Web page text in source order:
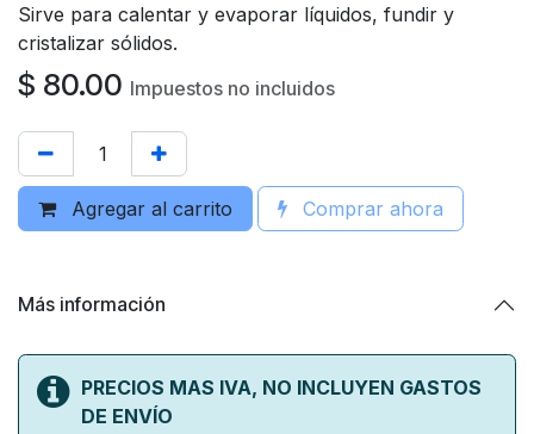
Sirve para calentar y evaporar líquidos, fundir y
cristalizar sólidos.
$ 80.00 Impuestos no incluidos
Agregar al carrito Comprar ahora
Más información
PRECIOS MAS IVA, NO INCLUYEN GASTOS
DE ENVÍO